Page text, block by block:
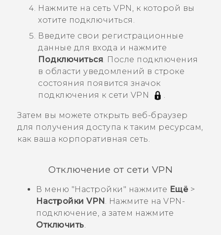
Нажмите на сеть VPN, к которой вы
хотите подключиться.
Введите свои регистрационные
данные для входа и нажмите
Подключиться После подключения
в области уведомлений в строке
состояния появится значок
подключения к сети VPN
Затем вы можете открыть веб-браузер
для получения доступа к таким ресурсам,
как ваша корпоративная сеть.
Отключение от сети VPN
В меню "‍Настройки"‍ нажмите Ещё>
Настройки VPN . Нажмите на VPN-
подключение, а затем нажмите
Отключить.